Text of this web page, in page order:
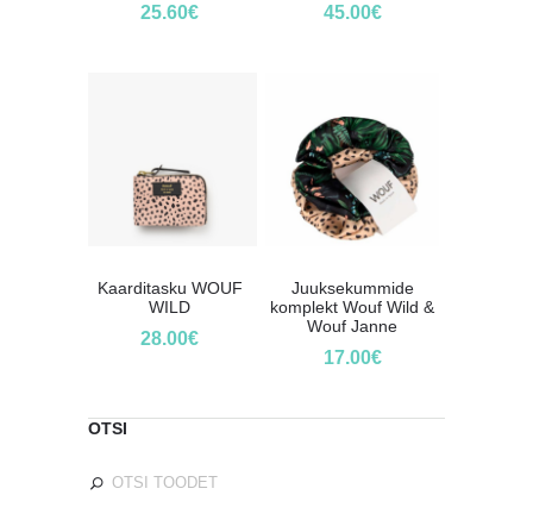
25.60€ 45.00€
Kaarditasku WOUF
WILD
28.00€
Juuksekummide
komplekt Wouf Wild &
Wouf Janne
17.00€
OTSI